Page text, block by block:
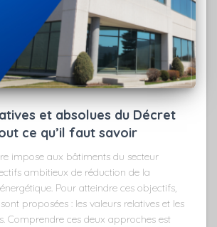
et absolues du Décret
ce qu’il faut savoir
impose aux bâtiments du secteur
ambitieux de réduction de la
Pour atteindre ces objectifs,
proposées : les valeurs relatives et les
Comprendre ces deux approches est